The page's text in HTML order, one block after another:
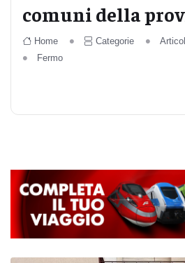
comuni della
Home Categorie
Fermo